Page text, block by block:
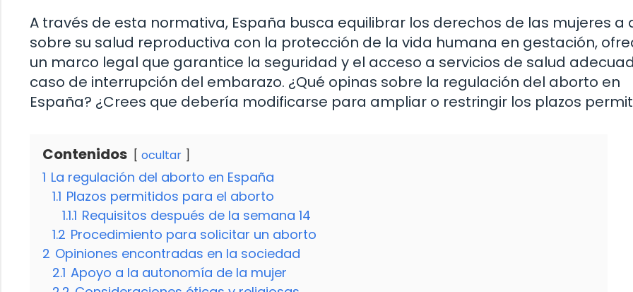
A través de esta normativa, España busca equilibrar los derechos de las mujeres a
sobre su salud reproductiva con la protección de la vida humana en gestación,
un marco legal que garantice la seguridad y el acceso a servicios de salud
caso de interrupción del embarazo. ¿Qué opinas sobre la regulación del aborto en
España? ¿Crees que debería modificarse para ampliar o restringir los plazos
Contenidos ocultar
1 La regulación del aborto en España
1.1 Plazos permitidos para el aborto
1.1.1 Requisitos después de la semana 14
1.2 Procedimiento para solicitar un aborto
2 Opiniones encontradas en la sociedad
2.1 Apoyo a la autonomía de la mujer